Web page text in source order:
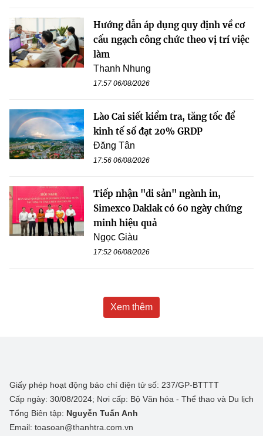
Hướng dẫn áp dụng quy định về cơ
cấu ngạch công chức theo vị trí việc
làm
Thanh Nhung
17:57 06/08/2026
Lào Cai siết kiểm tra, tăng tốc để
kinh tế số đạt 20% GRDP
Đăng Tân
17:56 06/08/2026
Tiếp nhận "di sản" ngành in,
Simexco Daklak có 60 ngày chứng
minh hiệu quả
Ngọc Giàu
17:52 06/08/2026
Xem thêm
Giấy phép hoạt động báo chí điện tử số: 237/GP-BTTTT
Cấp ngày: 30/08/2024; Nơi cấp: Bộ Văn hóa - Thể thao và Du lịch
Tổng Biên tập: Nguyễn Tuấn Anh
Email: toasoan@thanhtra.com.vn